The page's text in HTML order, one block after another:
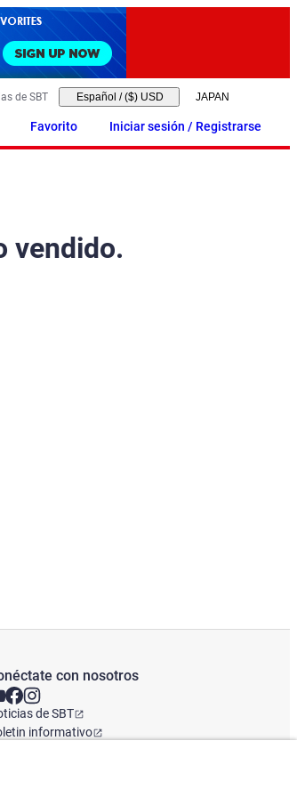
de SBT Español / ($) USD
Favorito Iniciar sesión / Registrarse
vendido.
con nosotros
de SBT
informativo